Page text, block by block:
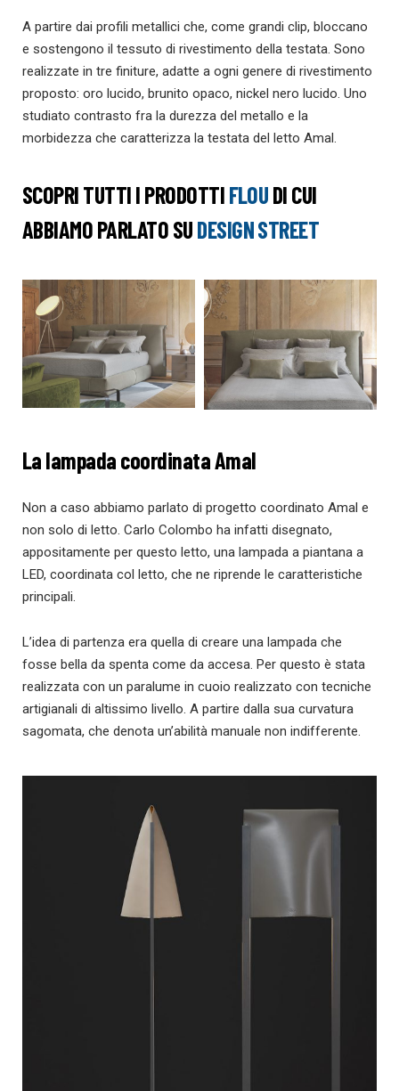
A partire dai profili metallici che, come grandi clip, bloccano
e sostengono il tessuto di rivestimento della testata. Sono
realizzate in tre finiture, adatte a ogni genere di rivestimento
proposto: oro lucido, brunito opaco, nickel nero lucido. Uno
studiato contrasto fra la durezza del metallo e la
morbidezza che caratterizza la testata del letto Amal.
SCOPRI TUTTI I PRODOTTIFLOUDI CUI
ABBIAMO PARLATO SUDESIGN STREET
La lampada coordinata Amal
Non a caso abbiamo parlato di progetto coordinato Amal e
non solo di letto. Carlo Colombo ha infatti disegnato,
appositamente per questo letto, una lampada a piantana a
LED, coordinata col letto, che ne riprende le caratteristiche
principali.
L’idea di partenza era quella di creare una lampada che
fosse bella da spenta come da accesa. Per questo è stata
realizzata con un paralume in cuoio realizzato con tecniche
artigianali di altissimo livello. A partire dalla sua curvatura
sagomata, che denota un’abilità manuale non indifferente.